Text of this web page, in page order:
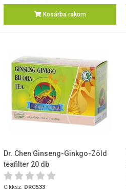
Kosárba rakom
Dr. Chen Ginseng-Ginkgo-Zöld
teafilter 20 db
Cikksz. DRC533